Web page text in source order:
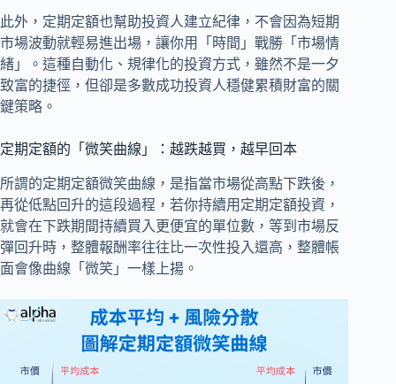
此外，定期定額也幫助投資人建立紀律，不會因為短期
市場波動就輕易進出場，讓你用「時間」戰勝「市場情
緒」。這種自動化、規律化的投資方式，雖然不是一夕
致富的捷徑，但卻是多數成功投資人穩健累積財富的關
鍵策略。
定期定額的「微笑曲線」：越跌越買，越早回本
所謂的定期定額微笑曲線，是指當市場從高點下跌後，
再從低點回升的這段過程，若你持續用定期定額投資，
就會在下跌期間持續買入更便宜的單位數，等到市場反
彈回升時，整體報酬率往往比一次性投入還高，整體帳
面會像曲線「微笑」一樣上揚。